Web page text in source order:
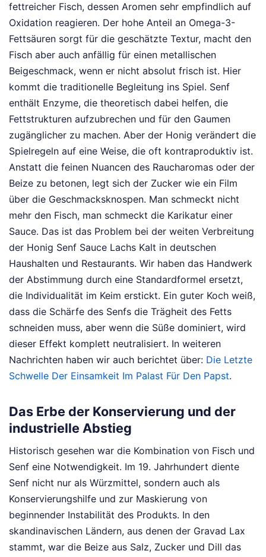
fettreicher Fisch, dessen Aromen sehr empfindlich auf
Oxidation reagieren. Der hohe Anteil an Omega-3-
Fettsäuren sorgt für die geschätzte Textur, macht den
Fisch aber auch anfällig für einen metallischen
Beigeschmack, wenn er nicht absolut frisch ist. Hier
kommt die traditionelle Begleitung ins Spiel. Senf
enthält Enzyme, die theoretisch dabei helfen, die
Fettstrukturen aufzubrechen und für den Gaumen
zugänglicher zu machen. Aber der Honig verändert die
Spielregeln auf eine Weise, die oft kontraproduktiv ist.
Anstatt die feinen Nuancen des Raucharomas oder der
Beize zu betonen, legt sich der Zucker wie ein Film
über die Geschmacksknospen. Man schmeckt nicht
mehr den Fisch, man schmeckt die Karikatur einer
Sauce. Das ist das Problem bei der weiten Verbreitung
der Honig Senf Sauce Lachs Kalt in deutschen
Haushalten und Restaurants. Wir haben das Handwerk
der Abstimmung durch eine Standardformel ersetzt,
die Individualität im Keim erstickt. Ein guter Koch weiß,
dass die Schärfe des Senfs die Trägheit des Fetts
schneiden muss, aber wenn die Süße dominiert, wird
dieser Effekt komplett neutralisiert. In weiteren
Nachrichten haben wir auch berichtet über: Die Letzte
Schwelle Der Einsamkeit Im Palast Für Den Papst.
Das Erbe der Konservierung und der
industrielle Abstieg
Historisch gesehen war die Kombination von Fisch und
Senf eine Notwendigkeit. Im 19. Jahrhundert diente
Senf nicht nur als Würzmittel, sondern auch als
Konservierungshilfe und zur Maskierung von
beginnender Instabilität des Produkts. In den
skandinavischen Ländern, aus denen der Gravad Lax
stammt, war die Beize aus Salz, Zucker und Dill das